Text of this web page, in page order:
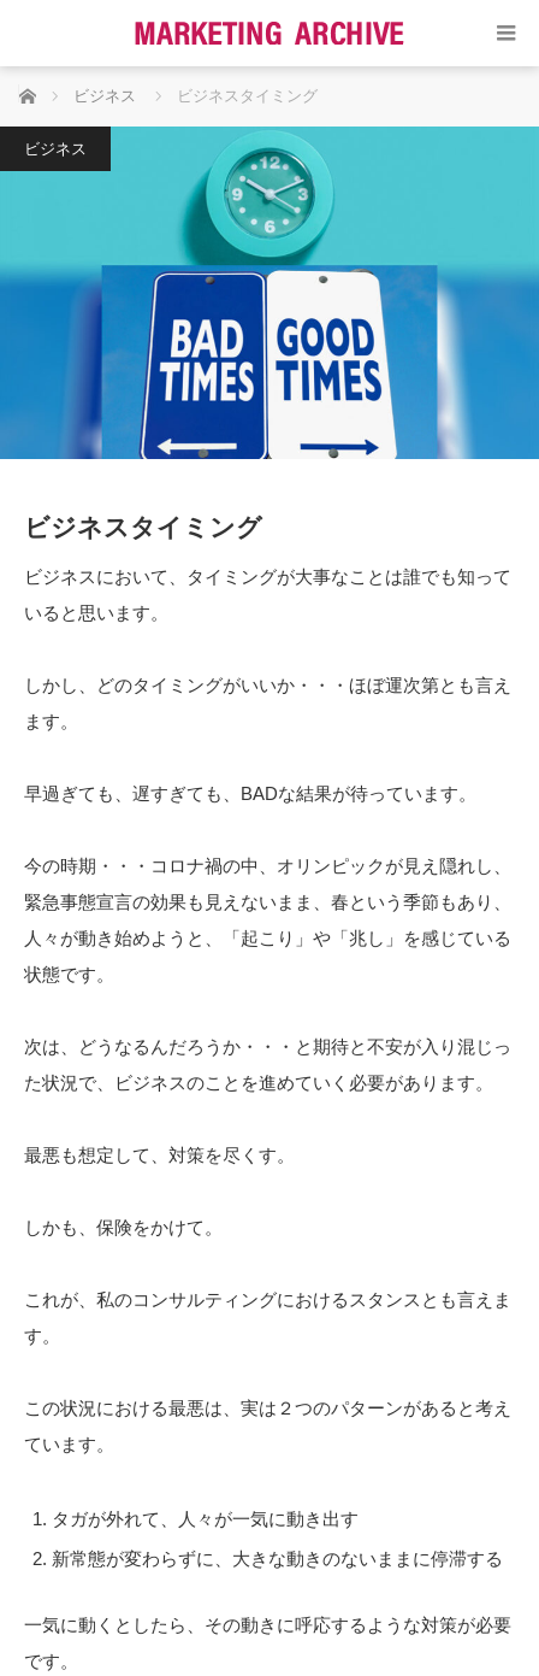
ホーム ビジネス ビジネスタイミング
ビジネス
ビジネスタイミング
ビジネスにおいて、タイミングが大事なことは誰でも知って
いると思います。
しかし、どのタイミングがいいか・・・ほぼ運次第とも言え
ます。
早過ぎても、遅すぎても、BADな結果が待っています。
今の時期・・・コロナ禍の中、オリンピックが見え隠れし、
緊急事態宣言の効果も見えないまま、春という季節もあり、
人々が動き始めようと、「起こり」や「兆し」を感じている
状態です。
次は、どうなるんだろうか・・・と期待と不安が入り混じっ
た状況で、ビジネスのことを進めていく必要があります。
最悪も想定して、対策を尽くす。
しかも、保険をかけて。
これが、私のコンサルティングにおけるスタンスとも言えま
す。
この状況における最悪は、実は２つのパターンがあると考え
ています。
タガが外れて、人々が一気に動き出す
新常態が変わらずに、大きな動きのないままに停滞する
一気に動くとしたら、その動きに呼応するような対策が必要
です。